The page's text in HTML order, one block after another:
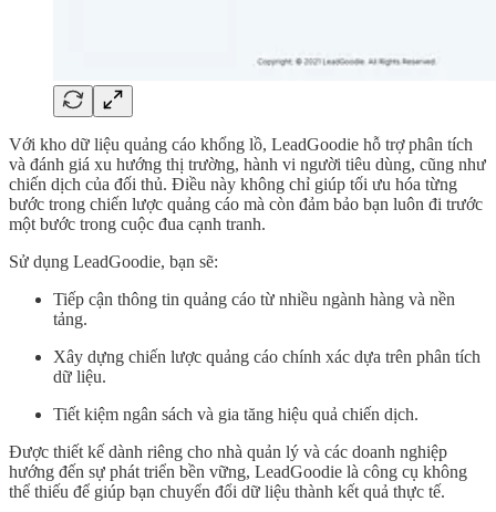
Với kho dữ liệu quảng cáo khổng lồ, LeadGoodie hỗ trợ phân tích
và đánh giá xu hướng thị trường, hành vi người tiêu dùng, cũng như
chiến dịch của đối thủ. Điều này không chỉ giúp tối ưu hóa từng
bước trong chiến lược quảng cáo mà còn đảm bảo bạn luôn đi trước
một bước trong cuộc đua cạnh tranh.
Sử dụng LeadGoodie, bạn sẽ:
Tiếp cận thông tin quảng cáo từ nhiều ngành hàng và nền
tảng.
Xây dựng chiến lược quảng cáo chính xác dựa trên phân tích
dữ liệu.
Tiết kiệm ngân sách và gia tăng hiệu quả chiến dịch.
Được thiết kế dành riêng cho nhà quản lý và các doanh nghiệp
hướng đến sự phát triển bền vững, LeadGoodie là công cụ không
thể thiếu để giúp bạn chuyển đổi dữ liệu thành kết quả thực tế.